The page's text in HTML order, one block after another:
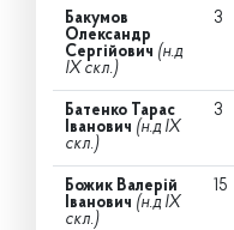
Бакумов
Олександр
Сергійович (н.д
IX скл.)
3
Батенко Тарас
Іванович (н.д IX
скл.)
3
Божик Валерій
Іванович (н.д IX
скл.)
15